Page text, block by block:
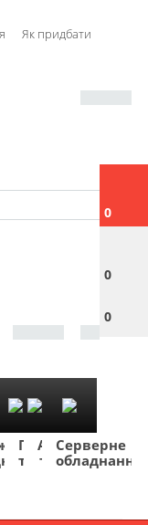
Як придбати
0
0
0
Побутова
техніка
TV
та
Фото
та
Авто
та
Серверне
обладнання